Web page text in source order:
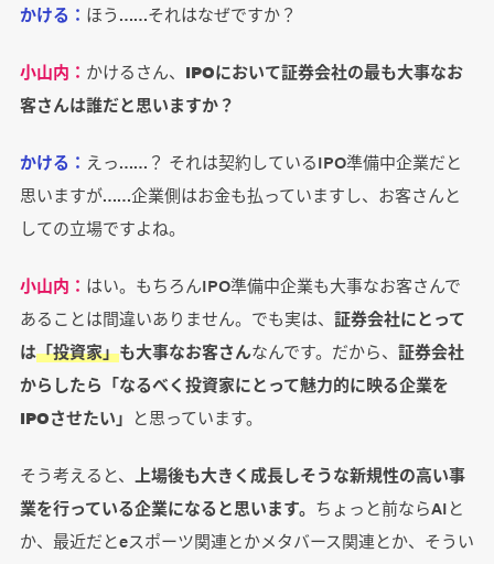
かける： ほう……それはなぜですか？
小山内： かけるさん、 IPOにおいて証券会社の最も大事なお
客さんは誰だと思いますか？
かける： えっ……？ それは契約しているIPO準備中企業だと
思いますが……企業側はお金も払っていますし、お客さんと
しての立場ですよね。
小山内： はい。もちろんIPO準備中企業も大事なお客さんで
あることは間違いありません。でも実は、 証券会社にとって
は「投資家」も大事なお客さんなんです。だから、 証券会社
からしたら「なるべく投資家にとって魅力的に映る企業を
IPOさせたい」 と思っています。
そう考えると、
上場後も大きく成長しそうな新規性の高い事
業を行っている企業になると思います。 ちょっと前ならAIと
か、最近だとeスポーツ関連とかメタバース関連とか、そうい